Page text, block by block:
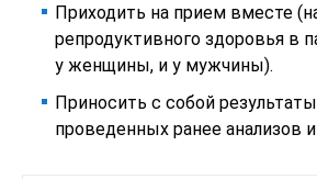
Приходить на прием вместе
репродуктивного здоровья в
у женщины, и у мужчины).
Приносить с собой
проведенных ранее анализов